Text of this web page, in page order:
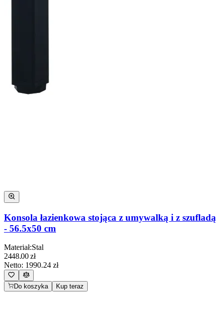
Konsola łazienkowa stojąca z umywalką i z szufladą
- 56.5x50 cm
Materiał:Stal
2448.00zł
Netto: 1990.24 zł
Do koszyka Kup teraz